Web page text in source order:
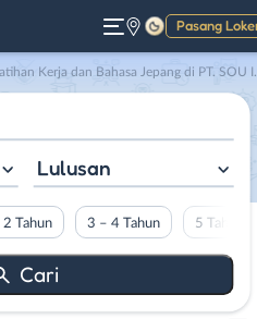
Pasang
Gelap
dan Bahasa Jepang di PT. SOU International Learning Indonesia
Lulusan
2 Tahun 3 – 4 Tahun 5 Tahun